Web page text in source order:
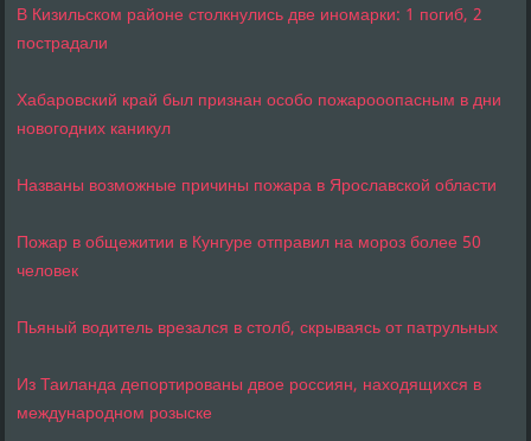
В Кизильском районе столкнулись две иномарки: 1 погиб, 2
пострадали
Хабаровский край был признан особо пожарооопасным в дни
новогодних каникул
Названы возможные причины пожара в Ярославской области
Пожар в общежитии в Кунгуре отправил на мороз более 50
человек
Пьяный водитель врезался в столб, скрываясь от патрульных
Из Таиланда депортированы двое россиян, находящихся в
международном розыске